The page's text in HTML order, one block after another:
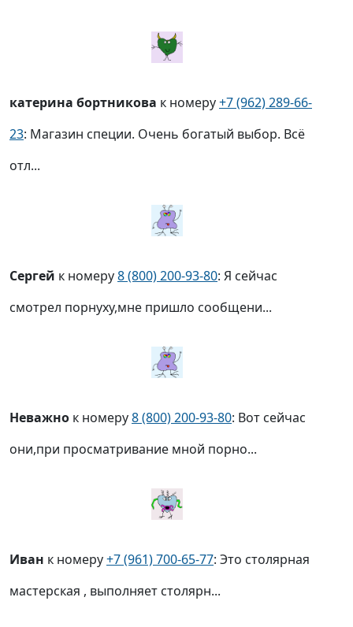
катерина бортникова к номеру+7 (962) 289-66-
23: Магазин специи. Очень богатый выбор. Всё
отл...
Сергей к номеру8 (800) 200-93-80: Я сейчас
смотрел порнуху,мне пришло сообщени...
Неважно к номеру8 (800) 200-93-80: Вот сейчас
они,при просматривание мной порно...
Иван к номеру+7 (961) 700-65-77: Это столярная
мастерская , выполняет столярн...